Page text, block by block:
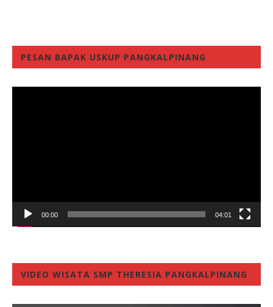
PESAN BAPAK USKUP PANGKALPINANG
00:00 04:01
VIDEO WISATA SMP THERESIA PANGKALPINANG